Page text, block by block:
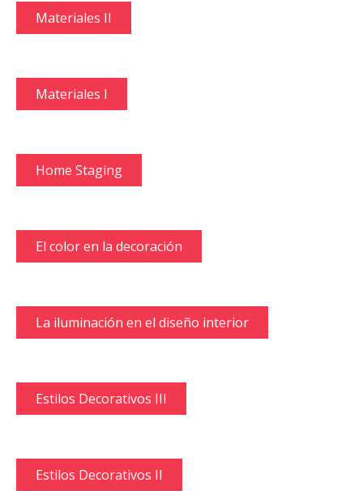
Materiales II
Materiales I
Home Staging
El color en la decoración
La iluminación en el diseño interior
Estilos Decorativos III
Estilos Decorativos II